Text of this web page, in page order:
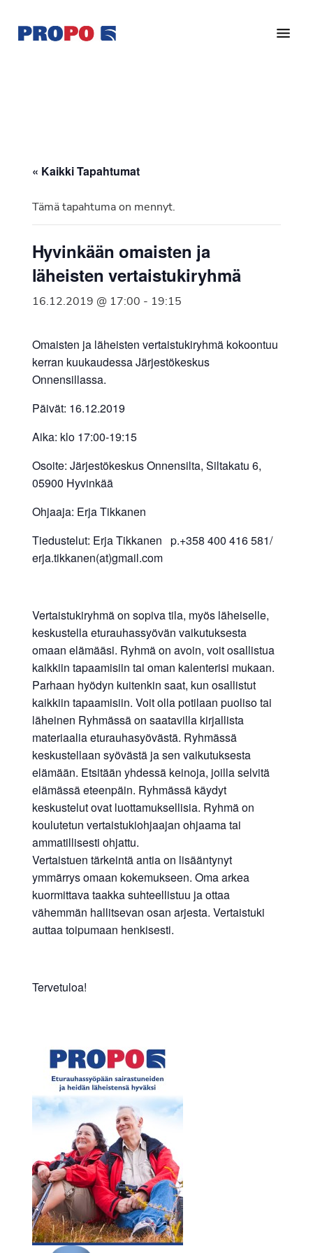
pääsisältöön
alatunnisteeseen
Ry
vuonna
Suomen
jäsenjärjestö.
« Kaikki Tapahtumat
Tämä tapahtuma on mennyt.
Hyvinkään omaisten ja
läheisten vertaistukiryhmä
16.12.2019 @ 17:00 - 19:15
Omaisten ja läheisten vertaistukiryhmä kokoontuu
kerran kuukaudessa Järjestökeskus
Onnensillassa.
Päivät: 16.12.2019
Aika: klo 17:00-19:15
Osoite: Järjestökeskus Onnensilta, Siltakatu 6,
05900 Hyvinkää
Ohjaaja: Erja Tikkanen
Tiedustelut: Erja Tikkanen p.+358 400 416 581/
erja.tikkanen(at)gmail.com
Vertaistukiryhmä on sopiva tila, myös läheiselle,
keskustella eturauhassyövän vaikutuksesta
omaan elämääsi. Ryhmä on avoin, voit osallistua
kaikkiin tapaamisiin tai oman kalenterisi mukaan.
Parhaan hyödyn kuitenkin saat, kun osallistut
kaikkiin tapaamisiin. Voit olla potilaan puoliso tai
läheinen Ryhmässä on saatavilla kirjallista
materiaalia eturauhasyövästä. Ryhmässä
keskustellaan syövästä ja sen vaikutuksesta
elämään. Etsitään yhdessä keinoja, joilla selvitä
elämässä eteenpäin. Ryhmässä käydyt
keskustelut ovat luottamuksellisia. Ryhmä on
koulutetun vertaistukiohjaajan ohjaama tai
ammatillisesti ohjattu.
Vertaistuen tärkeintä antia on lisääntynyt
ymmärrys omaan kokemukseen. Oma arkea
kuormittava taakka suhteellistuu ja ottaa
vähemmän hallitsevan osan arjesta. Vertaistuki
auttaa toipumaan henkisesti.
Tervetuloa!